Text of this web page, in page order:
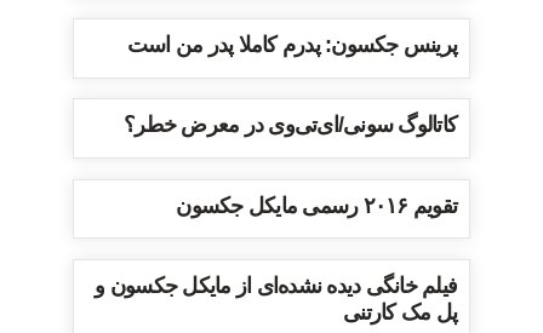
پرینس جکسون: پدرم کاملا پدر من است
کاتالوگ سونی/ای‌تی‌وی در معرض خطر؟
تقویم ۲۰۱۶ رسمی مایکل جکسون
فیلم خانگی دیده نشده‌ای از مایکل جکسون و
پل مک کارتنی